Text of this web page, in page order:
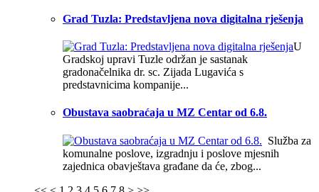
Grad Tuzla: Predstavljena nova digitalna rješenja
U
Gradskoj upravi Tuzle održan je sastanak
gradonačelnika dr. sc. Zijada Lugavića s
predstavnicima kompanije...
Obustava saobraćaja u MZ Centar od 6.8.
Služba za
komunalne poslove, izgradnju i poslove mjesnih
zajednica obavještava građane da će, zbog...